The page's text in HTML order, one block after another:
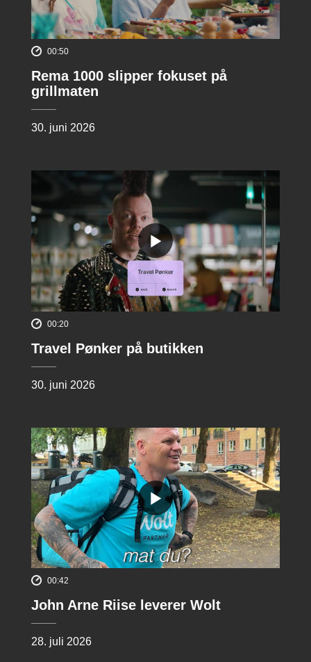
00:50
Rema 1000 slipper fokuset på
grillmaten
30. juni 2026
00:20
Travel Pønker på butikken
30. juni 2026
00:42
John Arne Riise leverer Wolt
28. juli 2026